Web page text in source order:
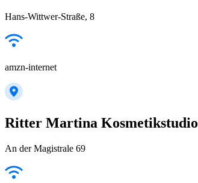
Hans-Wittwer-Straße, 8
amzn-internet
Ritter Martina Kosmetikstudio
An der Magistrale 69